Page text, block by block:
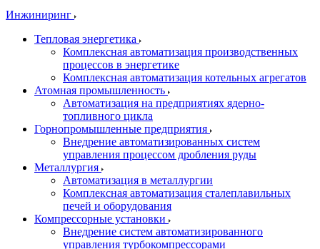
Инжиниринг
Тепловая энергетика
Комплексная автоматизация производственных
процессов в энергетике
Комплексная автоматизация котельных агрегатов
Атомная промышленность
Автоматизация на предприятиях ядерно-
топливного цикла
Горнопромышленные предприятия
Внедрение автоматизированных систем
управления процессом дробления руды
Металлургия
Автоматизация в металлургии
Комплексная автоматизация сталеплавильных
печей и оборудования
Компрессорные установки
Внедрение систем автоматизированного
управления турбокомпрессорами